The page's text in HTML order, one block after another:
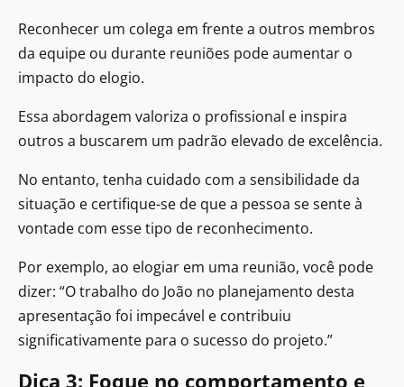
Reconhecer um colega em frente a outros membros
da equipe ou durante reuniões pode aumentar o
impacto do elogio.
Essa abordagem valoriza o profissional e inspira
outros a buscarem um padrão elevado de excelência.
No entanto, tenha cuidado com a sensibilidade da
situação e certifique-se de que a pessoa se sente à
vontade com esse tipo de reconhecimento.
Por exemplo, ao elogiar em uma reunião, você pode
dizer: “O trabalho do João no planejamento desta
apresentação foi impecável e contribuiu
significativamente para o sucesso do projeto.”
Dica 3: Foque no comportamento e